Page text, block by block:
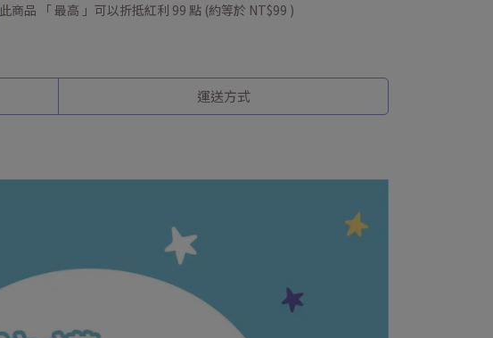
此商品 「 最高 」可以折抵紅利 99 點 (約等於 NT$99 )
運送方式